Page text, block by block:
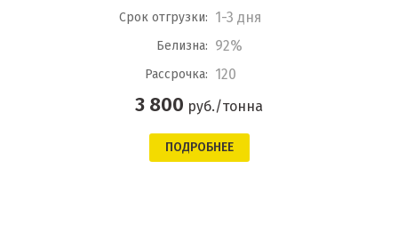
Срок отгрузки: 1-3 дня
Белизна: 92%
Рассрочка: 120
3 800 руб./тонна
ПОДРОБНЕЕ